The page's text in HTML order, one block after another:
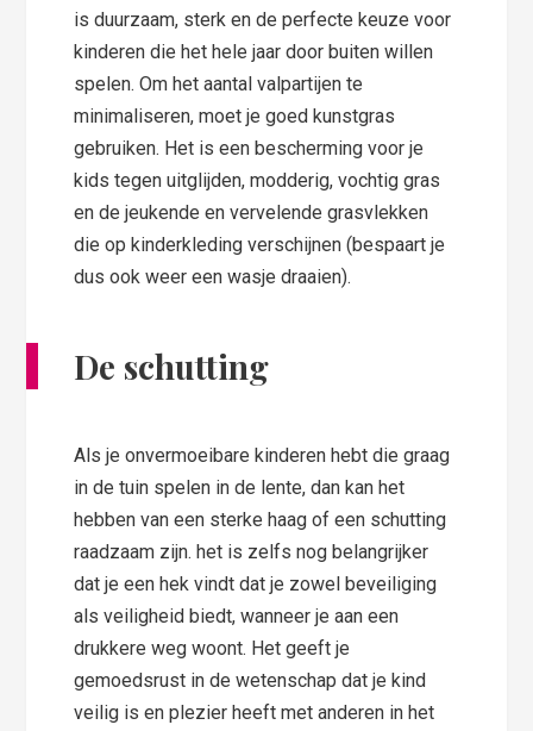
is duurzaam, sterk en de perfecte keuze voor
kinderen die het hele jaar door buiten willen
spelen. Om het aantal valpartijen te
minimaliseren, moet je goed kunstgras
gebruiken. Het is een bescherming voor je
kids tegen uitglijden, modderig, vochtig gras
en de jeukende en vervelende grasvlekken
die op kinderkleding verschijnen (bespaart je
dus ook weer een wasje draaien).
De schutting
Als je onvermoeibare kinderen hebt die graag
in de tuin spelen in de lente, dan kan het
hebben van een sterke haag of een schutting
raadzaam zijn. het is zelfs nog belangrijker
dat je een hek vindt dat je zowel beveiliging
als veiligheid biedt, wanneer je aan een
drukkere weg woont. Het geeft je
gemoedsrust in de wetenschap dat je kind
veilig is en plezier heeft met anderen in het